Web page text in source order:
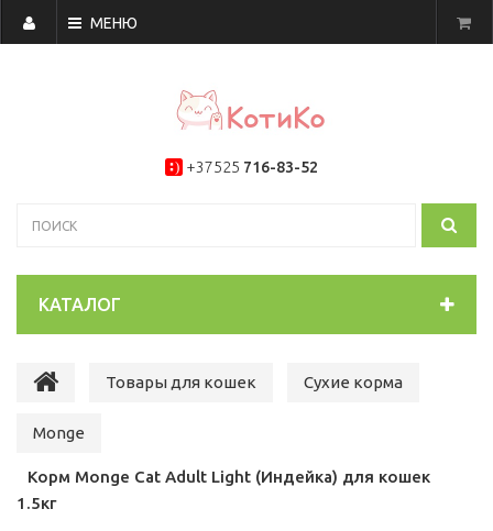
МЕНЮ
+37525 716-83-52
КАТАЛОГ
Товары для кошек Сухие корма
Monge
Корм Monge Cat Adult Light (Индейка) для кошек
1.5кг